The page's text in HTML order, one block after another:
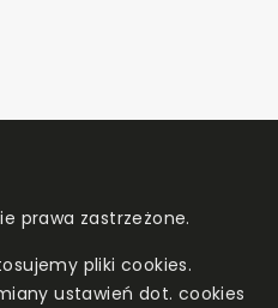
prawa zastrzeżone.
pliki cookies.
ustawień dot. cookies